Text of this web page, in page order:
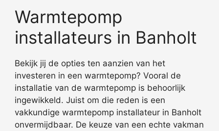
Warmtepomp
installateurs in Banholt
Bekijk jij de opties ten aanzien van het
investeren in een warmtepomp? Vooral de
installatie van de warmtepomp is behoorlijk
ingewikkeld. Juist om die reden is een
vakkundige warmtepomp installateur in Banholt
onvermijdbaar. De keuze van een echte vakman